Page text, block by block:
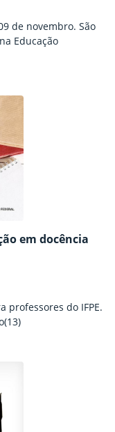
novembro. São
Educação
em docência
professores do IFPE.